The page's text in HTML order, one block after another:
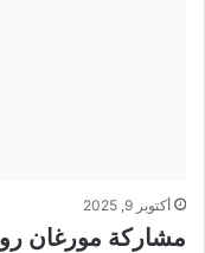
أكتوبر 9, 2025
مشاركة مورغان